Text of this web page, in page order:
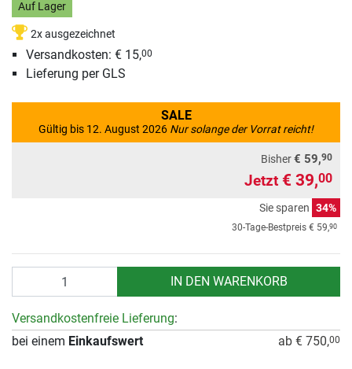
Auf Lager
2x ausgezeichnet
Versandkosten: € 15,00
Lieferung per GLS
SALE
Gültig bis 12. August 2026 Nur solange der Vorrat reicht!
Bisher€ 59,90
Jetzt € 39,00
Sie sparen 34%
30-Tage-Bestpreis € 59,90
IN DEN WARENKORB
Versandkostenfreie Lieferung:
bei einem Einkaufswert ab € 750,00